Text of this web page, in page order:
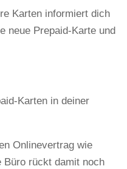
Karten informiert dich
neue Prepaid-Karte und
Karten in deiner
Onlinevertrag wie
Büro rückt damit noch